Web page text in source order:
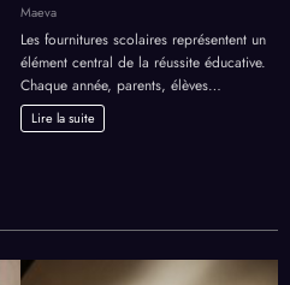
Maeva
Les fournitures scolaires représentent un
élément central de la réussite éducative.
Chaque année, parents, élèves…
Lire la suite